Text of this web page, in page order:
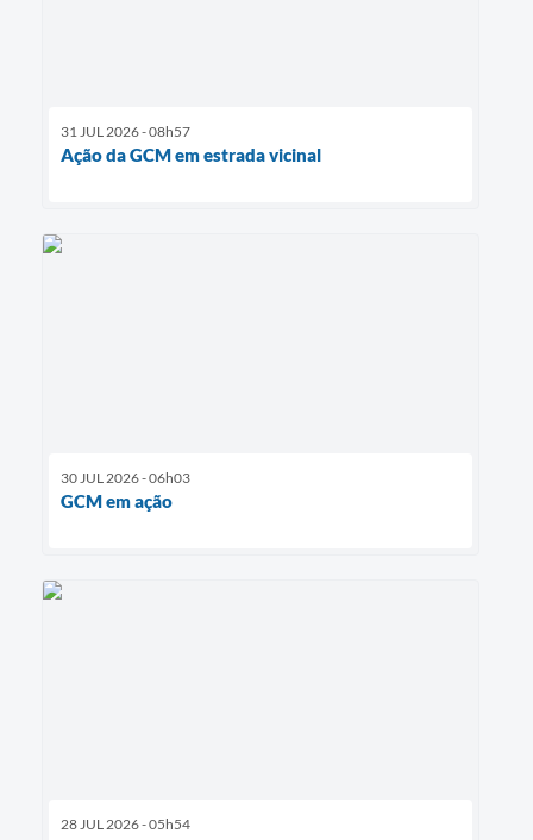
31 JUL 2026 - 08h57
Ação da GCM em estrada vicinal
30 JUL 2026 - 06h03
GCM em ação
28 JUL 2026 - 05h54